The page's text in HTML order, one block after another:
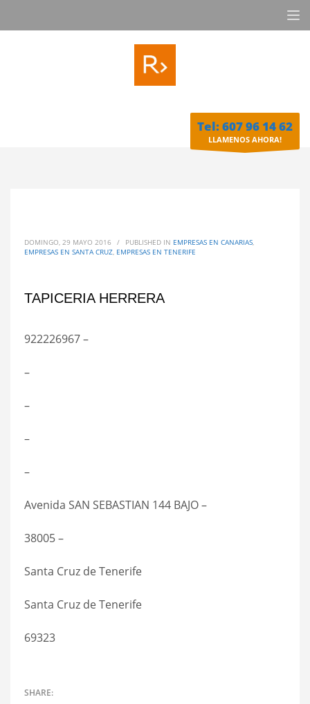
Tel: 607 96 14 62
LLAMENOS AHORA!
DOMINGO, 29 MAYO 2016 / PUBLISHED IN EMPRESAS EN CANARIAS,
EMPRESAS EN SANTA CRUZ, EMPRESAS EN TENERIFE
TAPICERIA HERRERA
922226967 –
–
–
–
–
Avenida SAN SEBASTIAN 144 BAJO –
38005 –
Santa Cruz de Tenerife
Santa Cruz de Tenerife
69323